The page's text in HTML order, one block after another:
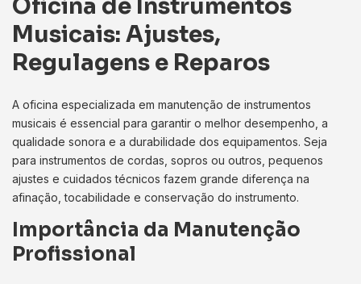
Oficina de Instrumentos
Musicais: Ajustes,
Regulagens e Reparos
A oficina especializada em manutenção de instrumentos
musicais é essencial para garantir o melhor desempenho, a
qualidade sonora e a durabilidade dos equipamentos. Seja
para instrumentos de cordas, sopros ou outros, pequenos
ajustes e cuidados técnicos fazem grande diferença na
afinação, tocabilidade e conservação do instrumento.
Importância da Manutenção
Profissional